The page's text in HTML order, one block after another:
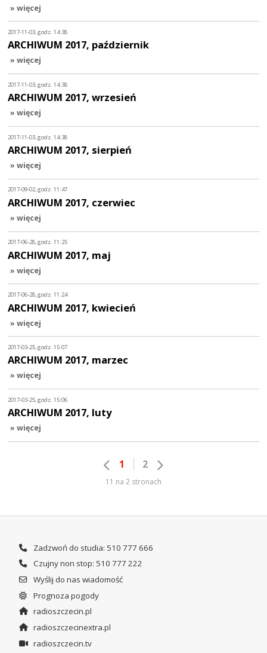
» więcej
2017-11-03, godz. 14:38
ARCHIWUM 2017, październik
» więcej
2017-11-03, godz. 14:38
ARCHIWUM 2017, wrzesień
» więcej
2017-11-03, godz. 14:38
ARCHIWUM 2017, sierpień
» więcej
2017-09-02, godz. 11:47
ARCHIWUM 2017, czerwiec
» więcej
2017-06-28, godz. 11:25
ARCHIWUM 2017, maj
» więcej
2017-06-28, godz. 11:24
ARCHIWUM 2017, kwiecień
» więcej
2017-03-25, godz. 15:07
ARCHIWUM 2017, marzec
» więcej
2017-03-25, godz. 15:06
ARCHIWUM 2017, luty
» więcej
1 2
11 na 2 stronach
Zadzwoń do studia: 510 777 666
Czujny non stop: 510 777 222
Wyślij do nas wiadomość
Prognoza pogody
radioszczecin.pl
radioszczecinextra.pl
radioszczecin.tv